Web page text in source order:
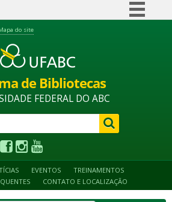
Acesso à informação
Canais
do site
de Bibliotecas
FEDERAL DO ABC
EVENTOS
TREINAMENTOS
CONTATO E LOCALIZAÇÃO